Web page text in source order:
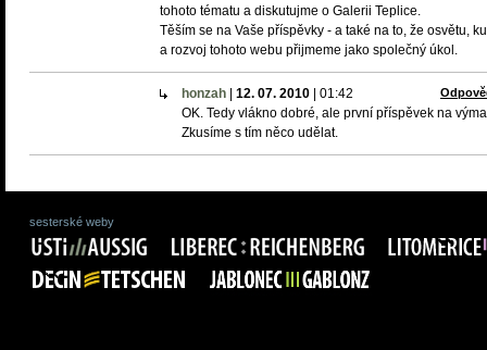
tohoto tématu a diskutujme o Galerii Teplice.
Těším se na Vaše příspěvky - a také na to, že osvětu,
a rozvoj tohoto webu přijmeme jako společný úkol.
honzah 12. 07. 2010 01:42
OK. Tedy vlákno dobré, ale první příspěvek na
Zkusíme s tím něco udělat.
sesterské weby